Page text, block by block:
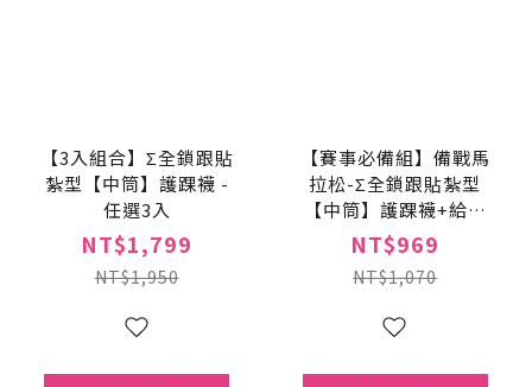
【3入組合】Σ全鎖跟貼
紮型【中筒】護踝襪 -
任選3入
NT$1,799
NT$1,950
【賽事必備組】備戰馬
拉松-Σ全鎖跟貼紮型
【中筒】護踝襪+給力
貼
NT$969
NT$1,070